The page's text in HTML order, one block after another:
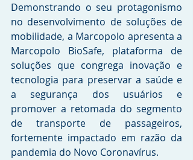
Demonstrando o seu protagonismo
no desenvolvimento de soluções de
mobilidade, a Marcopolo apresenta a
Marcopolo BioSafe, plataforma de
soluções que congrega inovação e
tecnologia para preservar a saúde e
a segurança dos usuários e
promover a retomada do segmento
de transporte de passageiros,
fortemente impactado em razão da
pandemia do Novo Coronavírus.